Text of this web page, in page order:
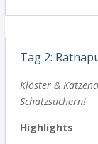
Tag 2:
Klöster &
Schatzsuchern!
Highlights